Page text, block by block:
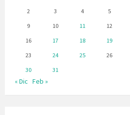
2
3 4 5
9
10 11 12
16
17 18 19
23
24 25 26
30
31
« Dic Feb »